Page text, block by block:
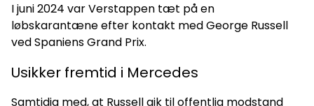
I juni 2024 var Verstappen tæt på en
løbskarantæne efter kontakt med George Russell
ved Spaniens Grand Prix.
Usikker fremtid i Mercedes
Samtidig med, at Russell gik til offentlig modstand